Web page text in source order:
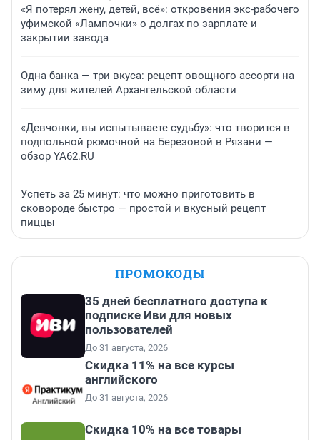
«Я потерял жену, детей, всё»: откровения экс-рабочего
уфимской «Лампочки» о долгах по зарплате и
закрытии завода
Одна банка — три вкуса: рецепт овощного ассорти на
зиму для жителей Архангельской области
«Девчонки, вы испытываете судьбу»: что творится в
подпольной рюмочной на Березовой в Рязани —
обзор YA62.RU
Успеть за 25 минут: что можно приготовить в
сковороде быстро — простой и вкусный рецепт
пиццы
ПРОМОКОДЫ
35 дней бесплатного доступа к
подписке Иви для новых
пользователей
До 31 августа, 2026
Скидка 11% на все курсы
английского
До 31 августа, 2026
Скидка 10% на все товары